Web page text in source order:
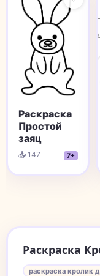
Раскраска
Простой
заяц
📥 147 7+
Раскраска
раскраска кролик